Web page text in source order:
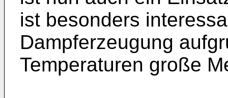
ist besonders
Dampferzeugung
Temperaturen große